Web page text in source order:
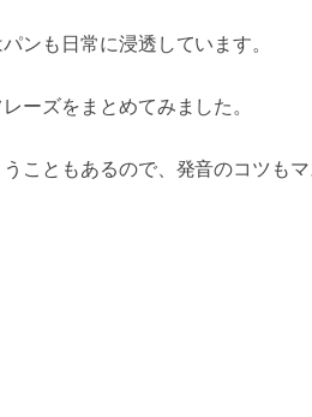
ンも日常に浸透しています。
ーズをまとめてみました。
こともあるので、発音のコツも